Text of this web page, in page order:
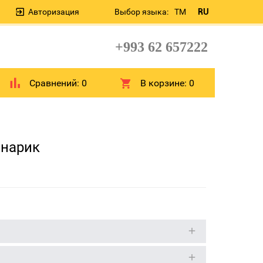
Выбор языка: TM RU
Авторизация
+993 62 657222
Сравнений: 0 В корзине:0